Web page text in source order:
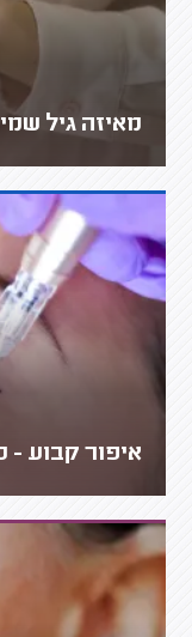
מאיזה גיל
איפור קבוע -